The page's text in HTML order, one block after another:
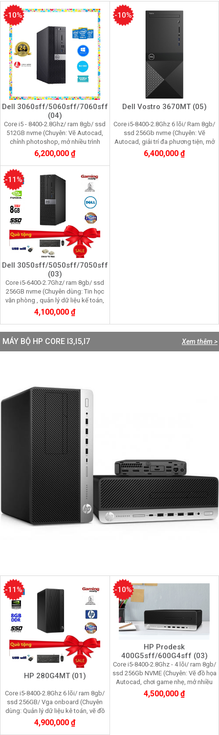
Dell 3060sff/5060sff/7060sff
(04)
Core i5 - 8400-2.8Ghz/ ram 8gb/ ssd
512GB nvme (Chuyên: Vẽ Autocad,
chỉnh photoshop, mở nhiều trình
duyệt web, quản lý dữ liệu kế toán)
6,200,000 ₫
-10%
Dell Vostro 3670MT (05)
Core i5-8400-2.8Ghz 6 lõi/ Ram 8gb/
ssd 256Gb nvme (Chuyên: Vẽ
Autocad, giải trí đa phương tiện, mở
nhiều trình duyệt web, quản lý dữ liệu
kế toán)
6,400,000 ₫
-10%
Dell 3050sff/5050sff/7050sff
(03)
Core i5-6400-2.7Ghz/ ram 8gb/ ssd
256GB nvme (Chuyên dùng: Tin học
văn phòng , quản lý dữ liệu kế toán,
giải trí đa phương tiện, đồ họa 2D)
4,100,000 ₫
-11%
Xem thêm >
MÁY BỘ HP CORE I3,I5,I7
HP 280G4MT (01)
Core i5-8400-2.8Ghz 6 lõi/ ram 8gb/
ssd 256GB/ Vga onboard (Chuyên
dùng: Quản lý dữ liệu kê toán, vẽ đồ
họa, chơi game nhẹ nhàng, bán hàng
online)
4,900,000 ₫
-11%
HP Prodesk
400G5sff/600G4sff (03)
Core i5-8400-2.8Ghz - 4 lõi/ ram 8gb/
ssd 256Gb NVME (Chuyên: Vẽ đồ họa
Autocad, chơi game nhẹ, mở nhiều
trình duyệt web)
4,500,000 ₫
-10%